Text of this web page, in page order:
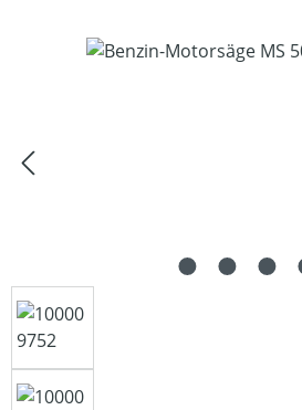
Bildergalerie überspringen